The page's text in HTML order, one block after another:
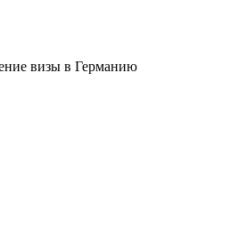
визы в Германию